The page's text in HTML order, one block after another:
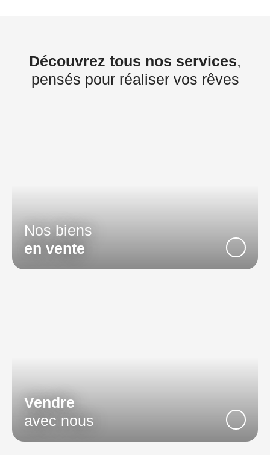
Découvrez tous nos services,
pensés pour réaliser vos rêves
Nos biens
en vente
Vendre
avec nous